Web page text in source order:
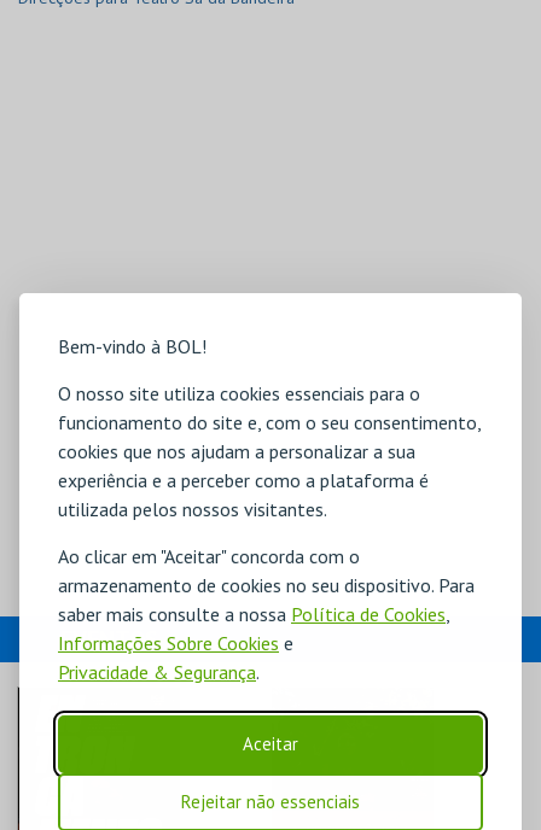
Bem-vindo à BOL!
O nosso site utiliza cookies essenciais para o
funcionamento do site e, com o seu consentimento,
cookies que nos ajudam a personalizar a sua
experiência e a perceber como a plataforma é
utilizada pelos nossos visitantes.
Ao clicar em "Aceitar" concorda com o
armazenamento de cookies no seu dispositivo. Para
saber mais consulte a nossa Política de Cookies,
Informações Sobre Cookies e
Privacidade & Segurança.
Aceitar
Rejeitar não essenciais
EVENTOS